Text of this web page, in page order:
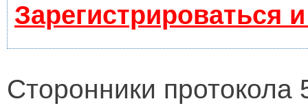
Зарегистрироваться
Сторонники